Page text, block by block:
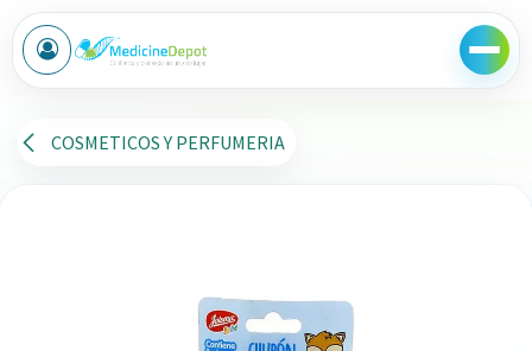
Ir al contenido
COSMETICOS Y PERFUMERIA